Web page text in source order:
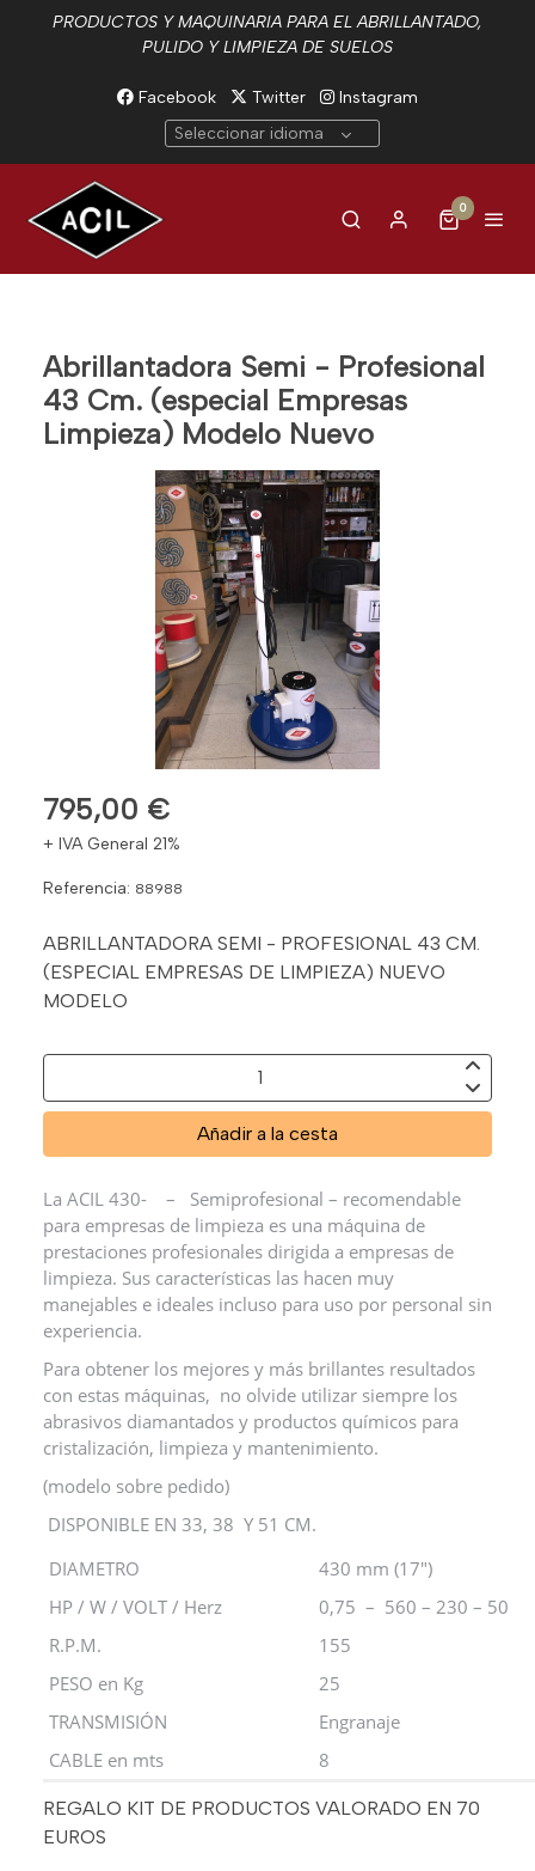
PRODUCTOS Y MAQUINARIA PARA EL ABRILLANTADO,
PULIDO Y LIMPIEZA DE SUELOS
Facebook Twitter
Instagram
Seleccionar idioma
0
Abrillantadora Semi - Profesional
43 Cm. (especial Empresas
Limpieza) Modelo Nuevo
795,00 €
+ IVA General 21%
Referencia: 88988
ABRILLANTADORA SEMI - PROFESIONAL 43 CM.
(ESPECIAL EMPRESAS DE LIMPIEZA) NUEVO
MODELO
Añadir a la cesta
La ACIL 430- – Semiprofesional – recomendable
para empresas de limpieza es una máquina de
prestaciones profesionales dirigida a empresas de
limpieza. Sus características las hacen muy
manejables e ideales incluso para uso por personal sin
experiencia.
Para obtener los mejores y más brillantes resultados
con estas máquinas, no olvide utilizar siempre los
abrasivos diamantados y productos químicos para
cristalización, limpieza y mantenimiento.
(modelo sobre pedido)
DISPONIBLE EN 33, 38 Y 51 CM.
DIAMETRO
430 mm (17″)
HP / W / VOLT / Herz
0,75 – 560 – 230 – 50
R.P.M.
155
PESO en Kg
25
TRANSMISIÓN
Engranaje
CABLE en mts
8
REGALO KIT DE PRODUCTOS VALORADO EN 70
EUROS